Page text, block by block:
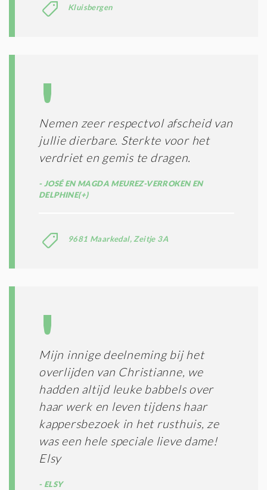
Kluisbergen
Nemen zeer respectvol afscheid van
jullie dierbare. Sterkte voor het
verdriet en gemis te dragen.
JOSÉ EN MAGDA MEUREZ-VERROKEN EN
DELPHINE(+)
9681 Maarkedal, Zeitje 3A
Mijn innige deelneming bij het
overlijden van Christianne, we
hadden altijd leuke babbels over
haar werk en leven tijdens haar
kappersbezoek in het rusthuis, ze
was een hele speciale lieve dame!
Elsy
ELSY